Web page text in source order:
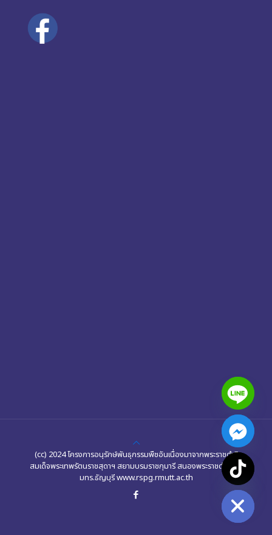
(cc) 2024 โครงการอนุรักษ์พันธุกรรมพืชอันเนื่องมาจากพระราชดำริ
สมเด็จพระเทพรัตนราชสุดาฯ สยามบรมราชกุมารี สนองพระราชดำริโดย
มทร.ธัญบุรี www.rspg.rmutt.ac.th
Hide
chaty